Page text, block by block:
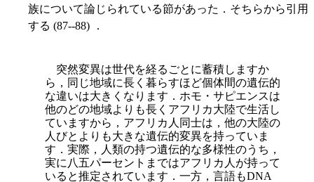
族について論じられている節があった．そちらから引用
する (87--88) ．
突然変異は世代を経るごとに蓄積しますか
ら，同じ地域に長く暮らすほど個体間の遺伝的
な違いは大きくなります．ホモ・サピエンスは
他のどの地域よりも長くアフリカ大陸で生活し
ていますから，アフリカ人同士は，他の大陸の
人びとよりも大きな遺伝的変異を持っていま
す．実際，人類の持つ遺伝的な多様性のうち，
実に八五パーセントまではアフリカ人が持って
いると推定されています．一方，言語もDNA